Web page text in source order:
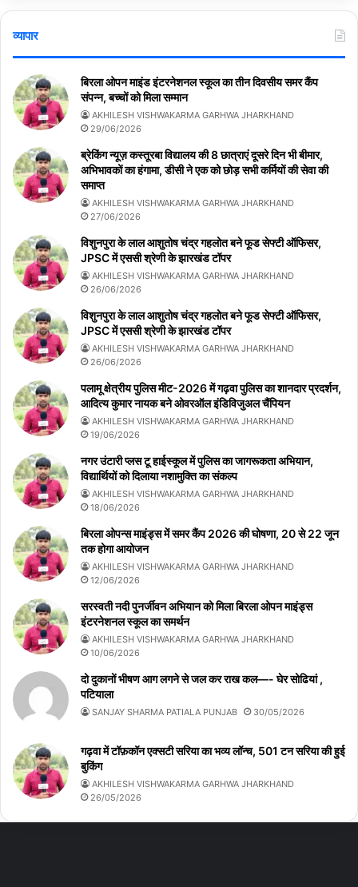
व्यापार
बिरला ओपन माइंड इंटरनेशनल स्कूल का तीन दिवसीय समर कैंप
संपन्न, बच्चों को मिला सम्मान
AKHILESH VISHWAKARMA GARHWA JHARKHAND
29/06/2026
ब्रेकिंग न्यूज़ कस्तूरबा विद्यालय की 8 छात्राएं दूसरे दिन भी बीमार,
अभिभावकों का हंगामा, डीसी ने एक को छोड़ सभी कर्मियों की सेवा की
समाप्त
AKHILESH VISHWAKARMA GARHWA JHARKHAND
27/06/2026
विशुनपुरा के लाल आशुतोष चंद्र गहलोत बने फूड सेफ्टी ऑफिसर,
JPSC में एससी श्रेणी के झारखंड टॉपर
AKHILESH VISHWAKARMA GARHWA JHARKHAND
26/06/2026
विशुनपुरा के लाल आशुतोष चंद्र गहलोत बने फूड सेफ्टी ऑफिसर,
JPSC में एससी श्रेणी के झारखंड टॉपर
AKHILESH VISHWAKARMA GARHWA JHARKHAND
26/06/2026
पलामू क्षेत्रीय पुलिस मीट-2026 में गढ़वा पुलिस का शानदार प्रदर्शन,
आदित्य कुमार नायक बने ओवरऑल इंडिविजुअल चैंपियन
AKHILESH VISHWAKARMA GARHWA JHARKHAND
19/06/2026
नगर उंटारी प्लस टू हाईस्कूल में पुलिस का जागरूकता अभियान,
विद्यार्थियों को दिलाया नशामुक्ति का संकल्प
AKHILESH VISHWAKARMA GARHWA JHARKHAND
18/06/2026
बिरला ओपन्स माइंड्स में समर कैंप 2026 की घोषणा, 20 से 22 जून
तक होगा आयोजन
AKHILESH VISHWAKARMA GARHWA JHARKHAND
12/06/2026
सरस्वती नदी पुनर्जीवन अभियान को मिला बिरला ओपन माइंड्स
इंटरनेशनल स्कूल का समर्थन
AKHILESH VISHWAKARMA GARHWA JHARKHAND
10/06/2026
दो दुकानों भीषण आग लगने से जल कर राख कल—- घेर सोढियां ,
पटियाला
SANJAY SHARMA PATIALA PUNJAB 30/05/2026
गढ़वा में टॉफ़कॉन एक्सटी सरिया का भव्य लॉन्च, 501 टन सरिया की हुई
बुकिंग
AKHILESH VISHWAKARMA GARHWA JHARKHAND
26/05/2026